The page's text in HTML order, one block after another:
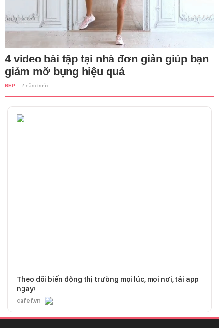
4 video bài tập tại nhà đơn giản giúp bạn
giảm mỡ bụng hiệu quả
ĐẸP - 2 năm trước
Theo dõi biến động thị trường mọi lúc, mọi nơi, tải app
ngay!
cafef.vn